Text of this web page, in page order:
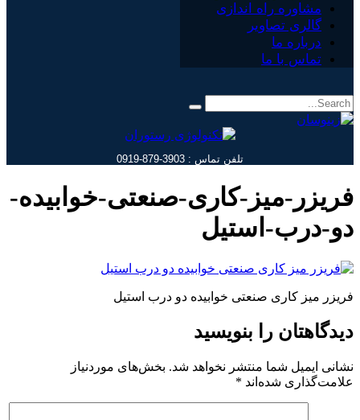
مشاوره راه اندازی
گالری تصاویر
درباره ما
تماس با ما
تلفن تماس : 3903-879-0919
فریزر-میز-کاری-صنعتی-خوابیده-
دو-درب-استیل
فریزر میز کاری صنعتی خوابیده دو درب استیل
دیدگاهتان را بنویسید
نشانی ایمیل شما منتشر نخواهد شد. بخش‌های موردنیاز
علامت‌گذاری شده‌اند *